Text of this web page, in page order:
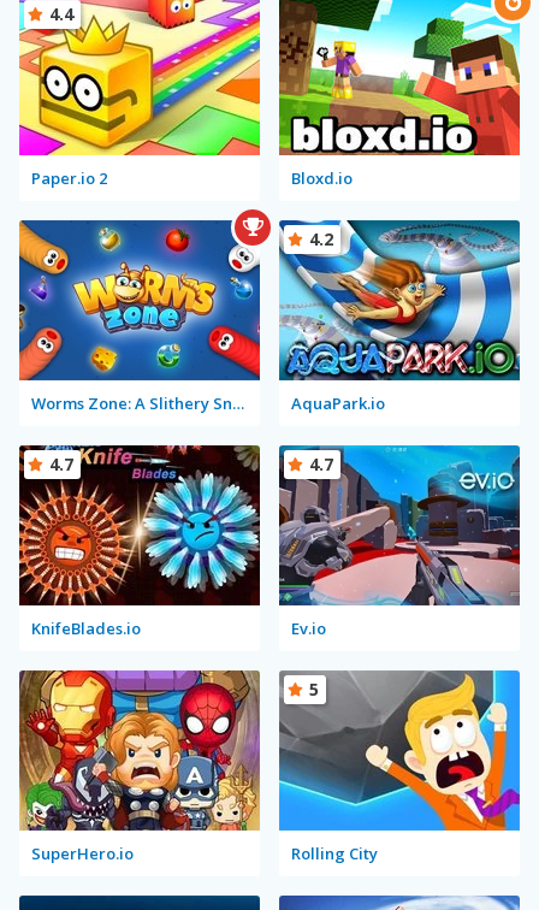
Paper.io 2
4.4
Bloxd.io
Worms Zone: A Slithery Snake AquaPark.io
4.2
KnifeBlades.io
4.7
Ev.io
4.7
SuperHero.io Rolling City
5